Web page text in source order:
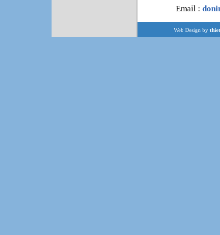
Email :
Web Design by